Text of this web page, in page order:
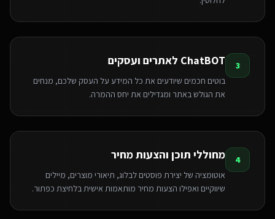
3 ChatBOT לאתרים ועסקים
בוטים חכמים שיודעים את כל המידע על העסק שלכם, מנחים
את הגולש באתר ומגדילים את יחס ההמרה.
4 מחוללי תוכן והצעות מחיר
אוטומציה של יצירת פוסטים לבלוג, תיאורי מוצרים, מיילים
שיווקיים ואפילו הצעות מחיר מותאמות אישית בלחיצת כפתור.